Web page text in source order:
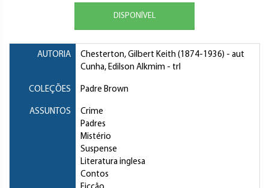
DISPONÍVEL
AUTORIA Chesterton, Gilbert Keith (1874-1936) - aut
Cunha, Edilson Alkmim - trl
COLEÇÕES Padre Brown
ASSUNTOS
Crime
Padres
Mistério
Suspense
Literatura inglesa
Contos